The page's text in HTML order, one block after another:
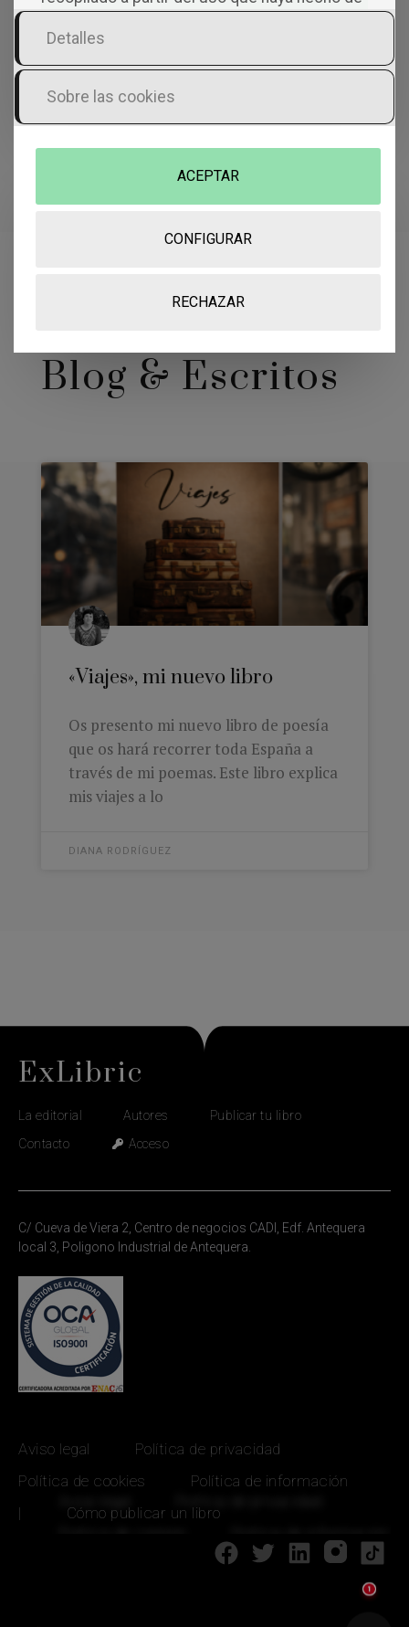
viajando, recordando lugares o imaginando
su próxima escapada.
Blog & Escritos
«Viajes», mi nuevo libro
Os presento mi nuevo libro de poesía
que os hará recorrer toda España a
través de mi poemas. Este libro explica
mis viajes a lo
DIANA RODRÍGUEZ
ExLibric
La editorial Autores
Publicar tu libro
Contacto
Acceso
C/ Cueva de Viera 2, Centro de negocios CADI, Edf. Antequera
local 3, Poligono Industrial de Antequera.
Aviso legal
Política de privacidad
Política de cookies
Política de información
|
Cómo publicar un libro
Detalles
Sobre las cookies
RECHAZAR
CONFIGURAR
ACEPTAR
1